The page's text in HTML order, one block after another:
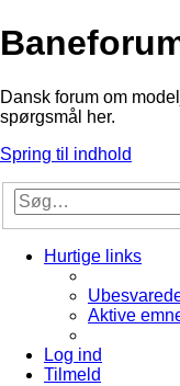
Dansk forum om
spørgsmål her.
Spring til indhold
Hurtige links
Aktive
Log ind
Tilmeld